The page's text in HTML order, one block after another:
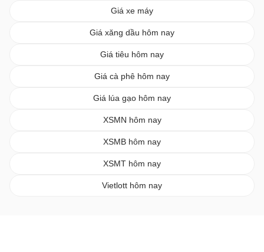
Giá xe máy
Giá xăng dầu hôm nay
Giá tiêu hôm nay
Giá cà phê hôm nay
Giá lúa gạo hôm nay
XSMN hôm nay
XSMB hôm nay
XSMT hôm nay
Vietlott hôm nay